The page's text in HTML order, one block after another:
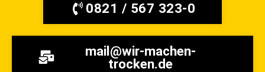
0821 / 567 323-0
mail@wir-machen-
trocken.de